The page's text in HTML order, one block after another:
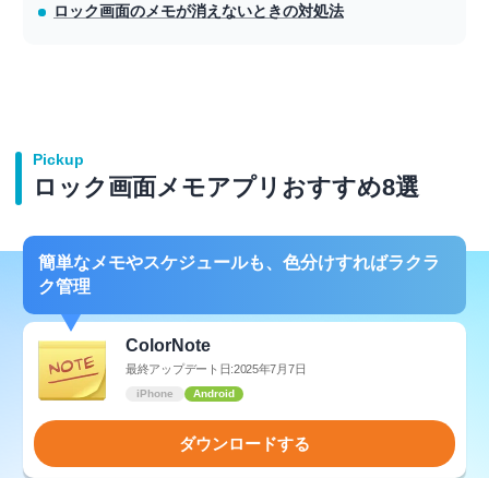
ロック画面のメモが消えないときの対処法
Pickup
ロック画面メモアプリおすすめ8選
簡単なメモやスケジュールも、色分けすればラクラ
ク管理
ColorNote
最終アップデート日:2025年7月7日
iPhone Android
ダウンロードする